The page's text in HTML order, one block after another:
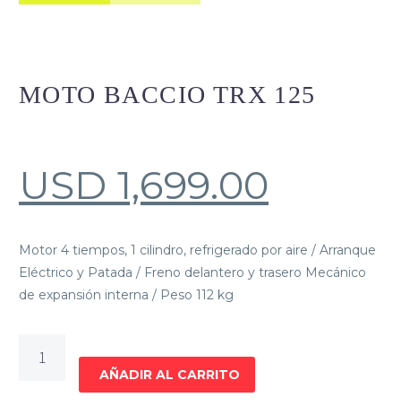
MOTO BACCIO TRX 125
USD 1,699.00
Motor 4 tiempos, 1 cilindro, refrigerado por aire / Arranque
Eléctrico y Patada / Freno delantero y trasero Mecánico
de expansión interna / Peso 112 kg
BACCIO
AÑADIR AL CARRITO